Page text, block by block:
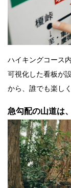
ハイキングコース
可視化した看板が
から、誰でも楽し
急勾配の山道は